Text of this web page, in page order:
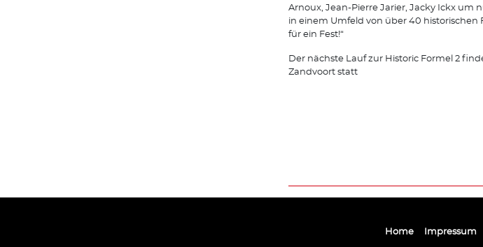
Arnoux, Jean-Pierre Jarier, Jacky Ickx um
in einem Umfeld von über 40 historischen
für ein Fest!“
Der nächste Lauf zur Historic Formel 2
Zandvoort statt
Home Impressum